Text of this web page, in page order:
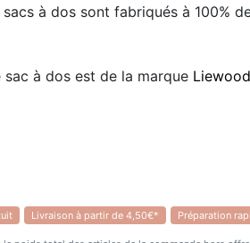
sacs à dos sont fabriqués à 100%
sac à dos est de la marque Liewood
Livraison à partir de 4,50€* Préparation